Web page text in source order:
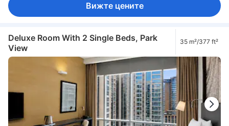
Вижте цените
Deluxe Room With 2 Single Beds, Park
View
35 m²/377 ft²